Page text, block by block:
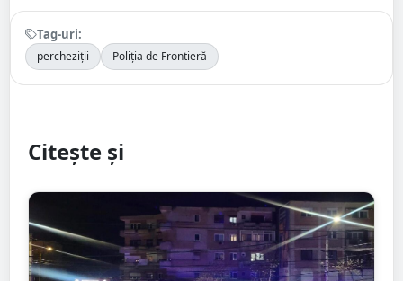
Tag-uri:
percheziții Poliția de Frontieră
Citește și